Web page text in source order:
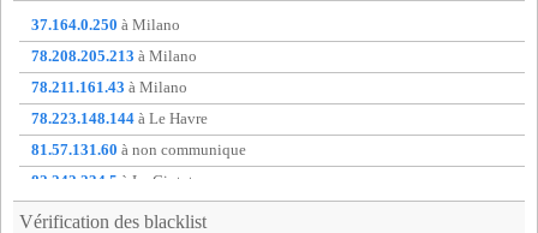
gau06- La Gaude (20 km)
gol06- Vallauris (14 km)
hgy06- Mandelieu-la-Napoule (13 km)
hhv06- Villeneuve-Loubet (17 km)
htr06- Valbonne (8 km)
jua06- Juan-les-pins (18 km)
man06- Mandelieu-la-Napoule (13 km)
37.164.0.250 à Milano
78.208.205.213 à Milano
78.211.161.43 à Milano
78.223.148.144 à Le Havre
81.57.131.60 à non communique
82.242.234.5 à La Ciotat
88.182.130.184
à Vitry-sur-seine
Vérification des blacklist